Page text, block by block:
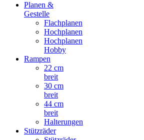
Planen &
Gestelle
Flachplanen
Hochplanen
Hochplanen
Hobby
Rampen
22 cm
breit
30 cm
breit
44 cm
breit
Halterungen
Stützräder